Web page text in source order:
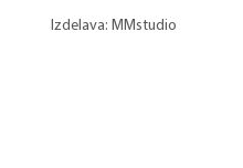
Izdelava: MMstudio